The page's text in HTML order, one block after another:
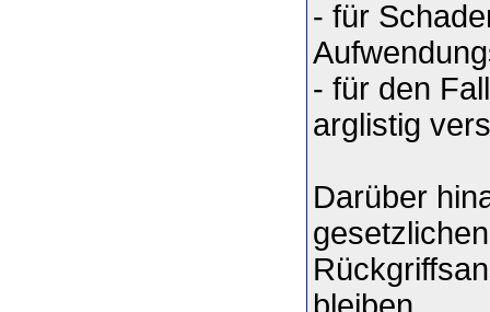
- für
- für den
arglistig
Darüber